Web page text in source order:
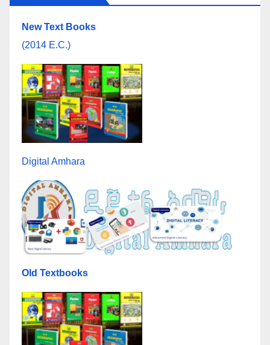
New Text Books
(2014 E.C.)
Digital Amhara
Old Textbooks